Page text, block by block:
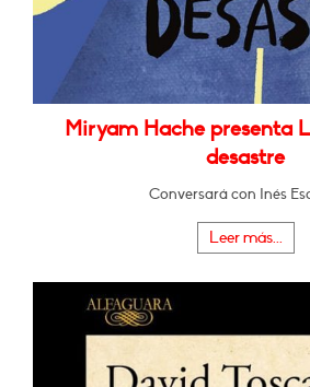
Miryam Hache presenta
desastre
Conversará con Inés
Leer más...